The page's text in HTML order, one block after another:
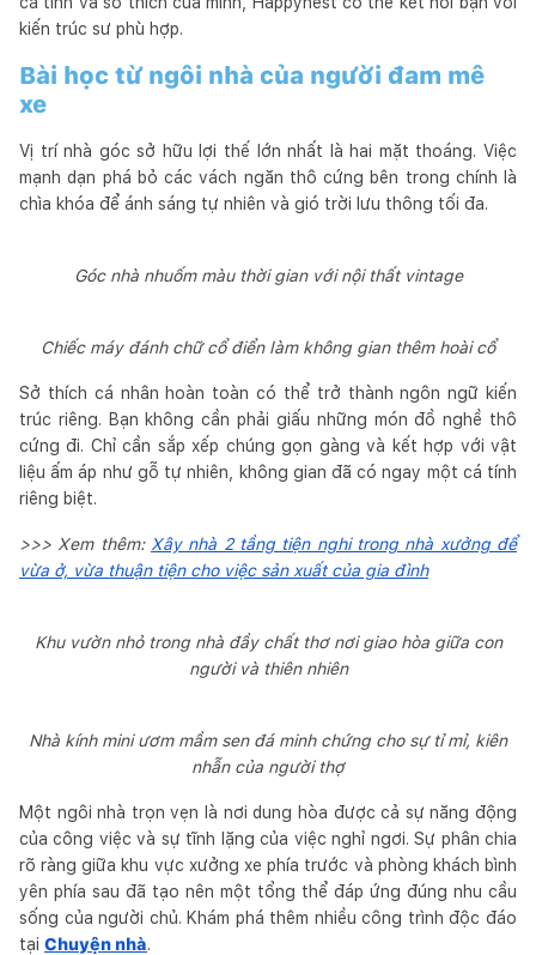
kiến trúc sư phù hợp.
Bài học từ ngôi nhà của người đam mê
xe
Vị trí nhà góc sở hữu lợi thế lớn nhất là hai mặt thoáng. Việc
mạnh dạn phá bỏ các vách ngăn thô cứng bên trong chính là
chìa khóa để ánh sáng tự nhiên và gió trời lưu thông tối đa.
Góc nhà nhuốm màu thời gian với nội thất vintage
Chiếc máy đánh chữ cổ điển làm không gian thêm hoài cổ
Sở thích cá nhân hoàn toàn có thể trở thành ngôn ngữ kiến
trúc riêng. Bạn không cần phải giấu những món đồ nghề thô
cứng đi. Chỉ cần sắp xếp chúng gọn gàng và kết hợp với vật
liệu ấm áp như gỗ tự nhiên, không gian đã có ngay một cá tính
riêng biệt.
>>> Xem thêm: Xây nhà 2 tầng tiện nghi trong nhà xưởng để
vừa ở, vừa thuận tiện cho việc sản xuất của gia đình
Khu vườn nhỏ trong nhà đầy chất thơ nơi giao hòa giữa con
người và thiên nhiên
Nhà kính mini ươm mầm sen đá minh chứng cho sự tỉ mỉ, kiên
nhẫn của người thợ
Một ngôi nhà trọn vẹn là nơi dung hòa được cả sự năng động
của công việc và sự tĩnh lặng của việc nghỉ ngơi. Sự phân chia
rõ ràng giữa khu vực xưởng xe phía trước và phòng khách bình
yên phía sau đã tạo nên một tổng thể đáp ứng đúng nhu cầu
sống của người chủ. Khám phá thêm nhiều công trình độc đáo
tại Chuyện nhà.